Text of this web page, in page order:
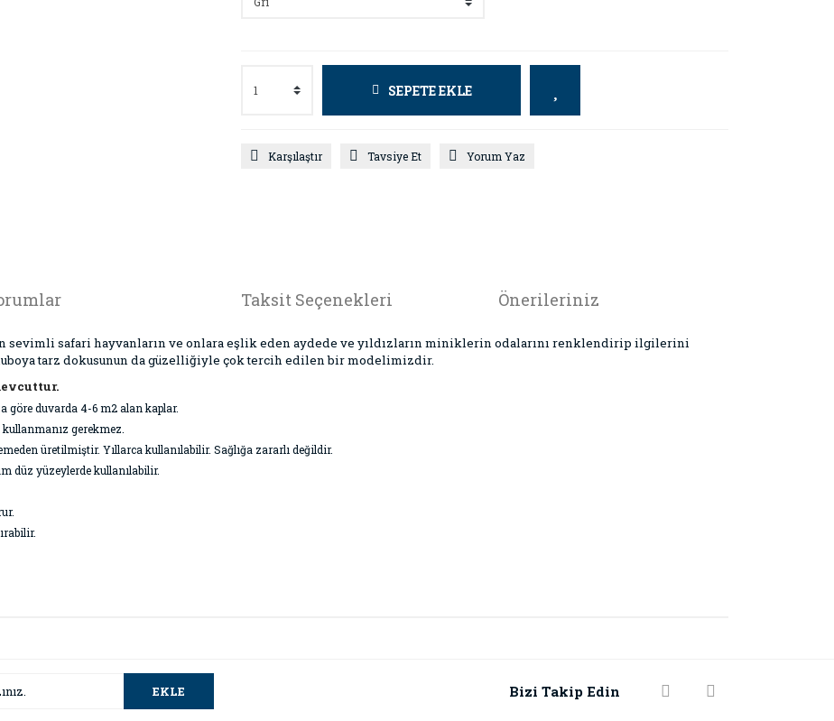
SEPETE EKLE
Karşılaştır Tavsiye Et Yorum Yaz
Taksit Seçenekleri Önerileriniz
sevimli safari hayvanların ve onlara eşlik eden aydede ve yıldızların miniklerin odalarını renklendirip ilgilerini
tarz dokusunun da güzelliğiyle çok tercih edilen bir modelimizdir.
göre duvarda 4-6 m2 alan kaplar.
kullanmanız gerekmez.
üretilmiştir. Yıllarca kullanılabilir. Sağlığa zararlı değildir.
düz yüzeylerde kullanılabilir.
EKLE Bizi Takip Edin